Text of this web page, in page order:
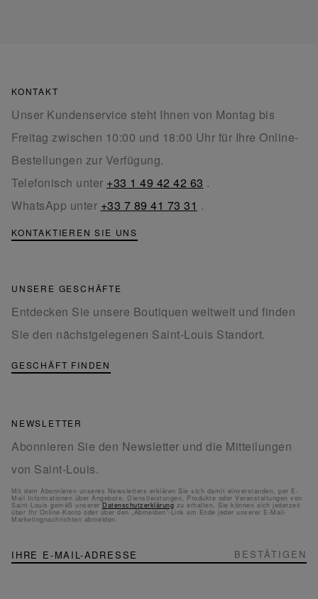
KONTAKT
Unser Kundenservice steht Ihnen von Montag bis
Freitag zwischen 10:00 und 18:00 Uhr für Ihre Online-
Bestellungen zur Verfügung.
Telefonisch unter +33 1 49 42 42 63 .
WhatsApp unter +33 7 89 41 73 31 .
KONTAKTIEREN SIE UNS
UNSERE GESCHÄFTE
Entdecken Sie unsere Boutiquen weltweit und finden
Sie den nächstgelegenen Saint-Louis Standort.
GESCHÄFT FINDEN
NEWSLETTER
Abonnieren Sie den Newsletter und die Mitteilungen
von Saint-Louis.
Mit dem Abonnieren unseres Newsletters erklären Sie sich damit einverstanden, per E-
Mail Informationen über Angebote, Dienstleistungen, Produkte oder Veranstaltungen von
Saint-Louis gemäß unserer Datenschutzerklärung zu erhalten. Sie können sich jederzeit
über Ihr Online-Konto oder über den „Abmelden“-Link am Ende jeder unserer E-Mail-
Marketingnachrichten abmelden.
NEWSLETTER
Melden
Sie
BESTÄTIGEN